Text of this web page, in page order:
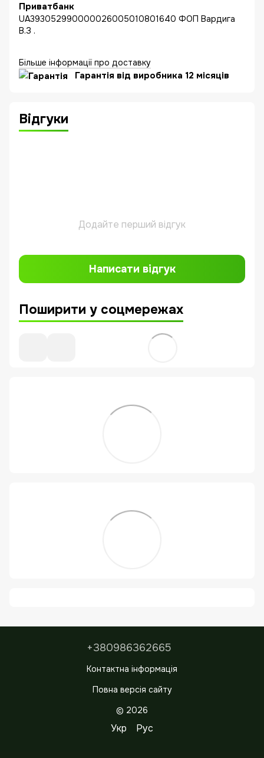
Приватбанк
UA393052990000026005010801640 ФОП Вардига
В.З .
Більше інформації про доставку
Гарантія від виробника 12 місяців
Відгуки
Додайте перший відгук
Написати відгук
Поширити у соцмережах
+380986362665
Контактна інформація
Повна версія сайту
© 2026
Укр Рус